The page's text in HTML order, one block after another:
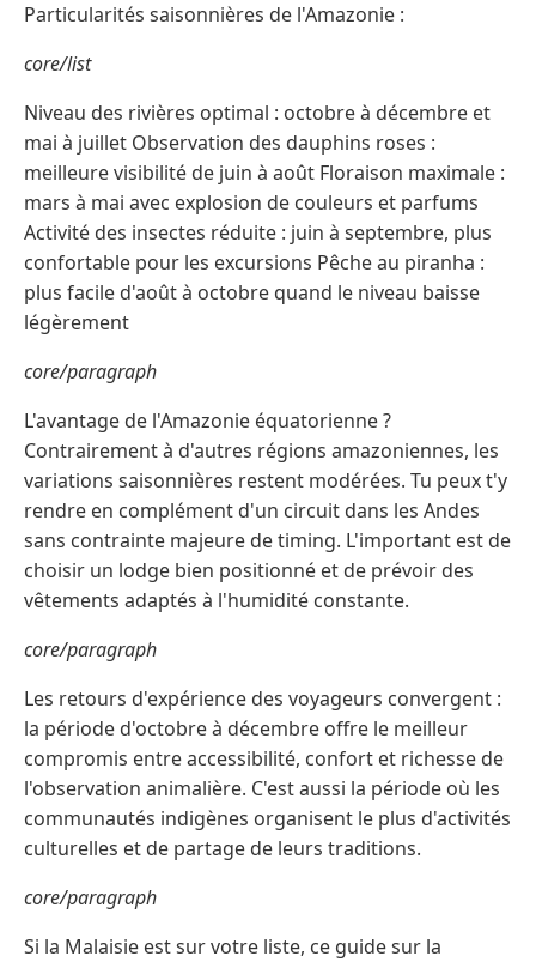
Particularités saisonnières de l'Amazonie :
core/list
Niveau des rivières optimal : octobre à décembre et
mai à juillet Observation des dauphins roses :
meilleure visibilité de juin à août Floraison maximale :
mars à mai avec explosion de couleurs et parfums
Activité des insectes réduite : juin à septembre, plus
confortable pour les excursions Pêche au piranha :
plus facile d'août à octobre quand le niveau baisse
légèrement
core/paragraph
L'avantage de l'Amazonie équatorienne ?
Contrairement à d'autres régions amazoniennes, les
variations saisonnières restent modérées. Tu peux t'y
rendre en complément d'un circuit dans les Andes
sans contrainte majeure de timing. L'important est de
choisir un lodge bien positionné et de prévoir des
vêtements adaptés à l'humidité constante.
core/paragraph
Les retours d'expérience des voyageurs convergent :
la période d'octobre à décembre offre le meilleur
compromis entre accessibilité, confort et richesse de
l'observation animalière. C'est aussi la période où les
communautés indigènes organisent le plus d'activités
culturelles et de partage de leurs traditions.
core/paragraph
Si la Malaisie est sur votre liste, ce guide sur la